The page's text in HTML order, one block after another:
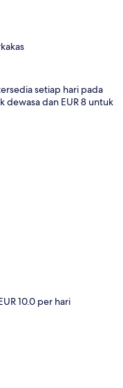
setiap hari pada
dewasa dan EUR 8 untuk
10.0 per hari